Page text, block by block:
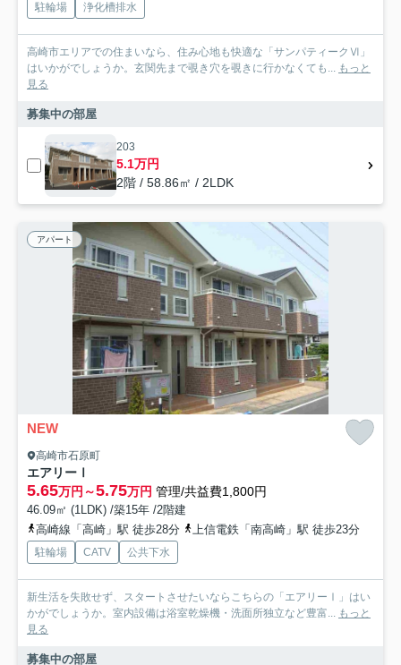
駐輪場 浄化槽排水
高崎市エリアでの住まいなら、住み心地も快適な「サンパティークⅥ」
はいかがでしょうか。玄関先まで覗き穴を覗きに行かなくても... もっと
見る
募集中の部屋
203
5.1万円
2階 / 58.86㎡ / 2LDK
アパート
NEW
高崎市石原町
エアリーⅠ
5.65万円～5.75万円 管理/共益費1,800円
46.09㎡ (1LDK) /築15年 /2階建
高崎線「高崎」駅 徒歩28分
上信電鉄「南高崎」駅 徒歩23分
駐輪場 CATV 公共下水
新生活を失敗せず、スタートさせたいならこちらの「エアリーⅠ」はい
かがでしょうか。室内設備は浴室乾燥機・洗面所独立など豊富... もっと
見る
募集中の部屋